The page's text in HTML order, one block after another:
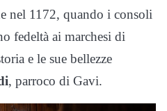
nel 1172, quando i consoli
fedeltà ai marchesi di
e le sue bellezze
, parroco di Gavi.